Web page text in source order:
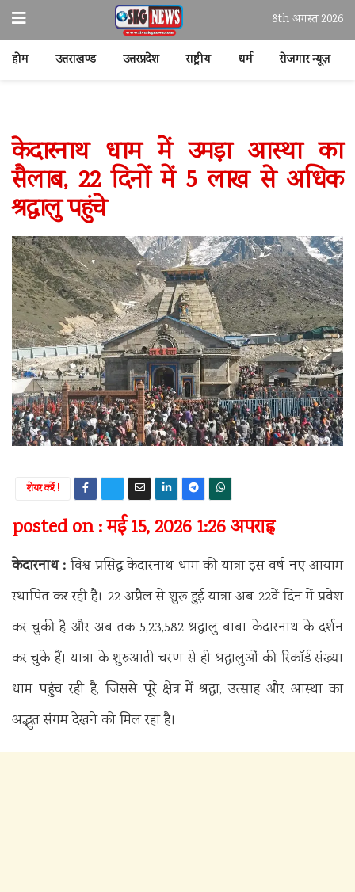
8th अगस्त 2026
होम उत्तराखण्ड उत्तरप्रदेश राष्ट्रीय धर्म रोजगार न्यूज़
केदारनाथ धाम में उमड़ा आस्था का
सैलाब, 22 दिनों में 5 लाख से अधिक
श्रद्धालु पहुंचे
शेयर करें !
posted on : मई 15, 2026 1:26 अपराह्न
केदारनाथ :विश्व प्रसिद्ध केदारनाथ धाम की यात्रा इस वर्ष नए आयाम
स्थापित कर रही है। 22 अप्रैल से शुरू हुई यात्रा अब 22वें दिन में प्रवेश
कर चुकी है और अब तक 5,23,582 श्रद्धालु बाबा केदारनाथ के दर्शन
कर चुके हैं। यात्रा के शुरुआती चरण से ही श्रद्धालुओं की रिकॉर्ड संख्या
धाम पहुंच रही है, जिससे पूरे क्षेत्र में श्रद्धा, उत्साह और आस्था का
अद्भुत संगम देखने को मिल रहा है।